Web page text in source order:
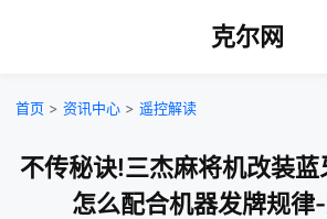
克尔网
首页 > 资讯中心 > 遥控解读
不传秘诀!三杰麻将机改装蓝
怎么配合机器发牌规律